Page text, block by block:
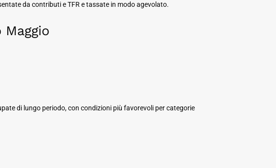
da contributi e TFR e tassate in modo agevolato.
di lungo periodo, con condizioni più favorevoli per categorie